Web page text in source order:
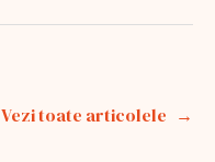
Vezi toate articolele